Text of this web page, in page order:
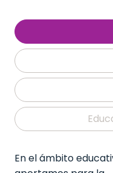
En el ámbito